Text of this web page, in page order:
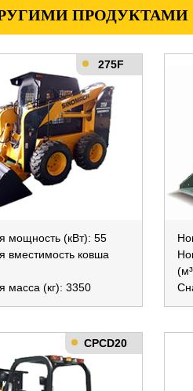
ПРОДУКТАМИ
275F
мощность (кВт): 55
вместимость ковша
масса (кг): 3350
CPCD20